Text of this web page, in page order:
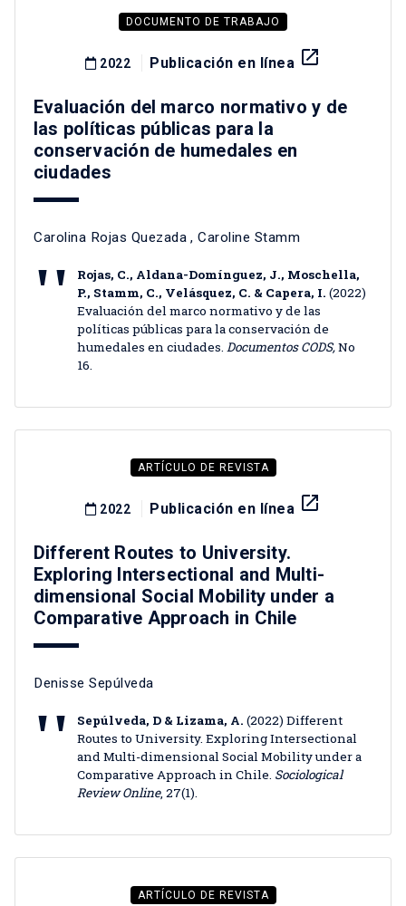
DOCUMENTO DE TRABAJO
2022 Publicación en línea launch
Evaluación del marco normativo y de
las políticas públicas para la
conservación de humedales en
ciudades
Carolina Rojas Quezada , Caroline Stamm
Rojas, C., Aldana-Domínguez, J., Moschella,
P., Stamm, C., Velásquez, C. & Capera, I. (2022)
Evaluación del marco normativo y de las
políticas públicas para la conservación de
humedales en ciudades. Documentos CODS,No
16.
ARTÍCULO DE REVISTA
2022 Publicación en línea launch
Different Routes to University.
Exploring Intersectional and Multi-
dimensional Social Mobility under a
Comparative Approach in Chile
Denisse Sepúlveda
Sepúlveda, D & Lizama, A. (2022) Different
Routes to University. Exploring Intersectional
and Multi-dimensional Social Mobility under a
Comparative Approach in Chile. Sociological
Review Online, 27(1).
ARTÍCULO DE REVISTA